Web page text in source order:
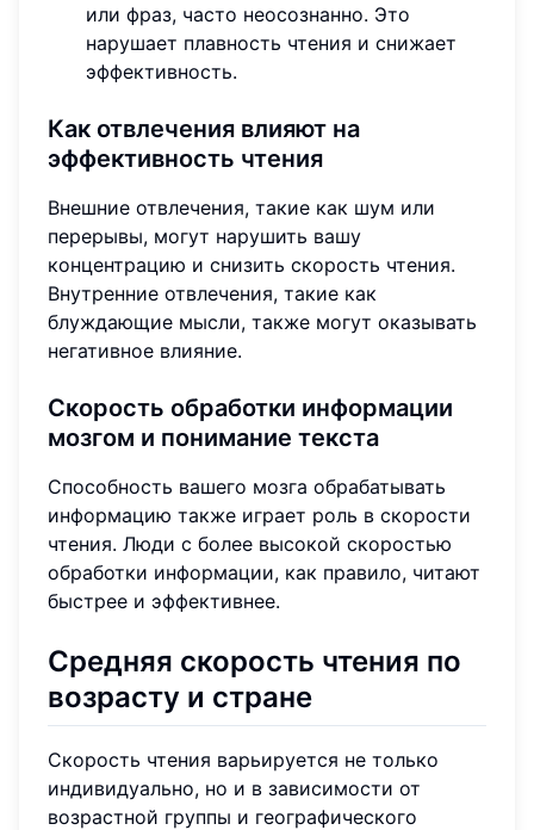
или фраз, часто неосознанно. Это
нарушает плавность чтения и снижает
эффективность.
Как отвлечения влияют на
эффективность чтения
Внешние отвлечения, такие как шум или
перерывы, могут нарушить вашу
концентрацию и снизить скорость чтения.
Внутренние отвлечения, такие как
блуждающие мысли, также могут оказывать
негативное влияние.
Скорость обработки информации
мозгом и понимание текста
Способность вашего мозга обрабатывать
информацию также играет роль в скорости
чтения. Люди с более высокой скоростью
обработки информации, как правило, читают
быстрее и эффективнее.
Средняя скорость чтения по
возрасту и стране
Скорость чтения варьируется не только
индивидуально, но и в зависимости от
возрастной группы и географического